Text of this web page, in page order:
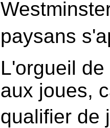
paysans
L'orgueil
aux joues,
qualifier